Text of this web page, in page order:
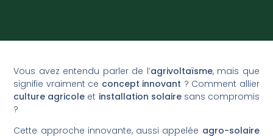
Vous avez entendu parler de l’agrivoltaïsme, mais que
signifie vraiment ce concept innovant ? Comment allier
culture agricole et installation solairesans compromis
?
Cette approche innovante, aussi appelée agro-solaire